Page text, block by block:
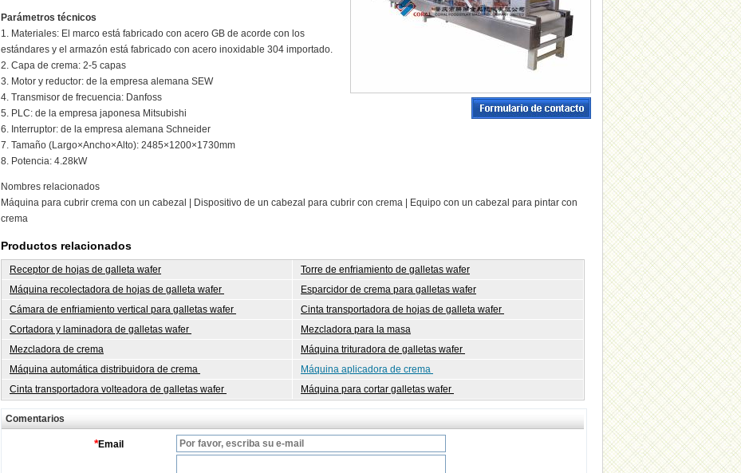
Parámetros técnicos
1. Materiales: El marco está fabricado con acero GB de acorde con los
estándares y el armazón está fabricado con acero inoxidable 304 importado.
2. Capa de crema: 2-5 capas
3. Motor y reductor: de la empresa alemana SEW
4. Transmisor de frecuencia: Danfoss
5. PLC: de la empresa japonesa Mitsubishi
6. Interruptor: de la empresa alemana Schneider
7. Tamaño (Largo×Ancho×Alto): 2485×1200×1730mm
8. Potencia: 4.28kW
Nombres relacionados
Máquina para cubrir crema con un cabezal | Dispositivo de un cabezal para cubrir con crema | Equipo con un cabezal para pintar con
crema
Productos relacionados
Receptor de hojas de galleta wafer
Torre de enfriamiento de galletas wafer
Máquina recolectadora de hojas de galleta wafer
Esparcidor de crema para galletas wafer
Cámara de enfriamiento vertical para galletas wafer
Cinta transportadora de hojas de galleta wafer
Cortadora y laminadora de galletas wafer
Mezcladora para la masa
Mezcladora de crema
Máquina trituradora de galletas wafer
Máquina automática distribuidora de crema
Máquina aplicadora de crema
Cinta transportadora volteadora de galletas wafer
Máquina para cortar galletas wafer
Comentarios